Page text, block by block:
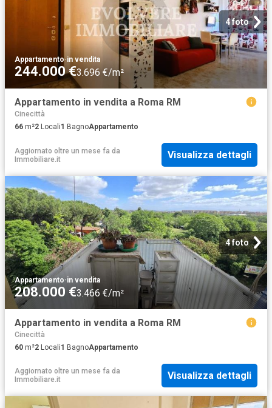
4 foto
Appartamento·in vendita
244.000 €3.696 €/m²
Appartamento in vendita a Roma RM
Cinecittà
66 m²2 Locali1 BagnoAppartamento
Aggiornato oltre un mese fa da
Immobiliare.it
Visualizza dettagli
4 foto
Appartamento·in vendita
208.000 €3.466 €/m²
Appartamento in vendita a Roma RM
Cinecittà
60 m²2 Locali1 BagnoAppartamento
Aggiornato oltre un mese fa da
Immobiliare.it
Visualizza dettagli